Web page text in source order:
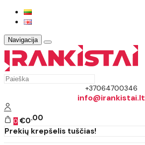
Navigacija
+37064700346
info@irankistai.lt
0 €0 00
Prekių krepšelis tuščias!